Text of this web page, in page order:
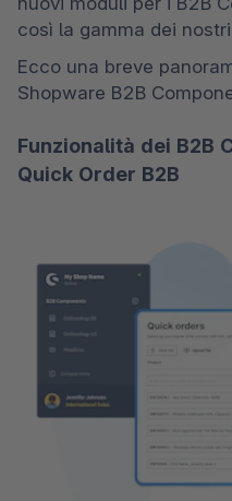
così la gamma dei
Ecco una breve
Shopware B2B
Funzionalità dei B2B
Quick Order B2B